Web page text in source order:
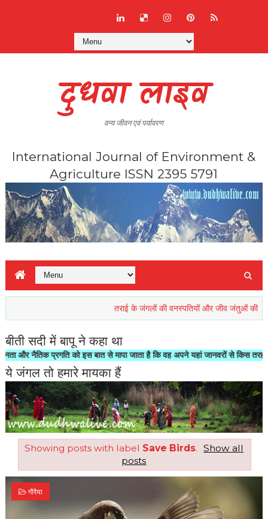
दुधवा लाइव
वन्य जीवन एवं पर्यावरण
International Journal of Environment &
Agriculture ISSN 2395 5791
तराई के जंगलों की वनस्पतियों और जीव जंतुओं की रिहाइश
बीती सदी में बापू ने कहा था
प्रगति को इस बात से मापा जाता है कि वह अपने यहां जानवरों से किस तरह का सलूक
ये जंगल तो हमारे मायका हैं
Showing posts with label Save Birds. Show all
posts
गौरैया